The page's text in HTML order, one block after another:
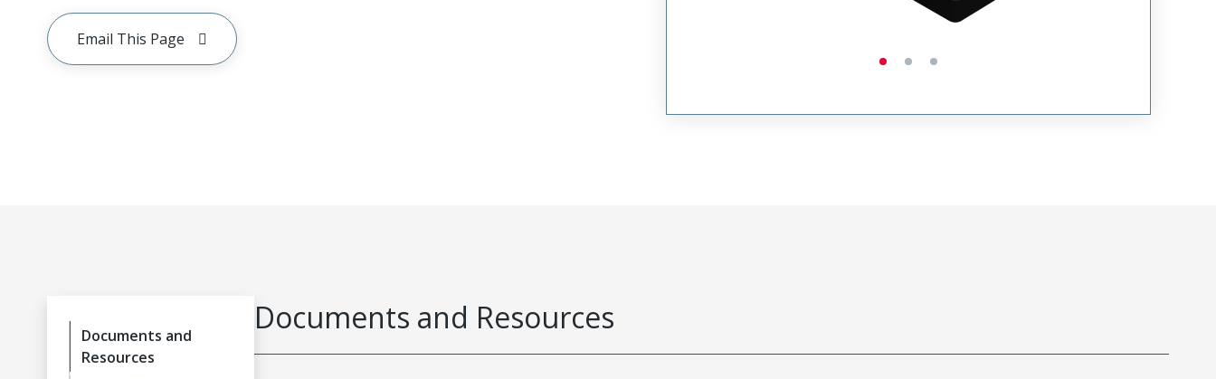
Email This Page
Documents and
Resources
Documents and Resources